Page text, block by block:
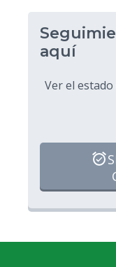
aquí
Ver el